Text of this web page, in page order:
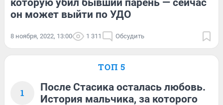
он может выйти по УДО
8 ноября, 2022, 13:00 1 311 Обсудить
ТОП 5
1
После Стасика осталась любовь.
История мальчика, за которого